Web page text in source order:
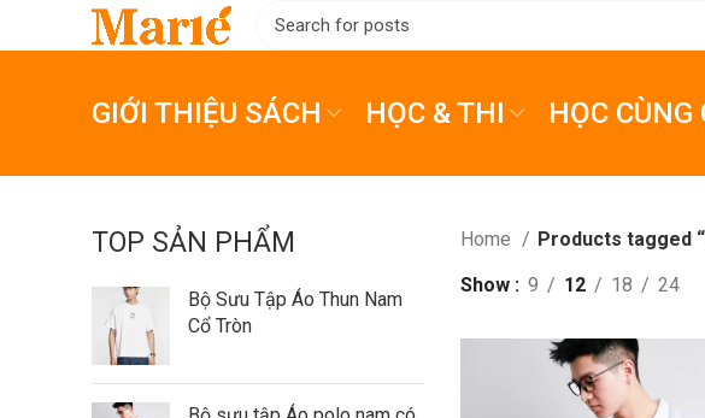
GIỚI THIỆU SÁCH HỌC & THI HỌC CÙNG
TOP SẢN PHẨM
Bộ Sưu Tập Áo Thun Nam
Cổ Tròn
Home
Products tagged
Show
9 12 18 24